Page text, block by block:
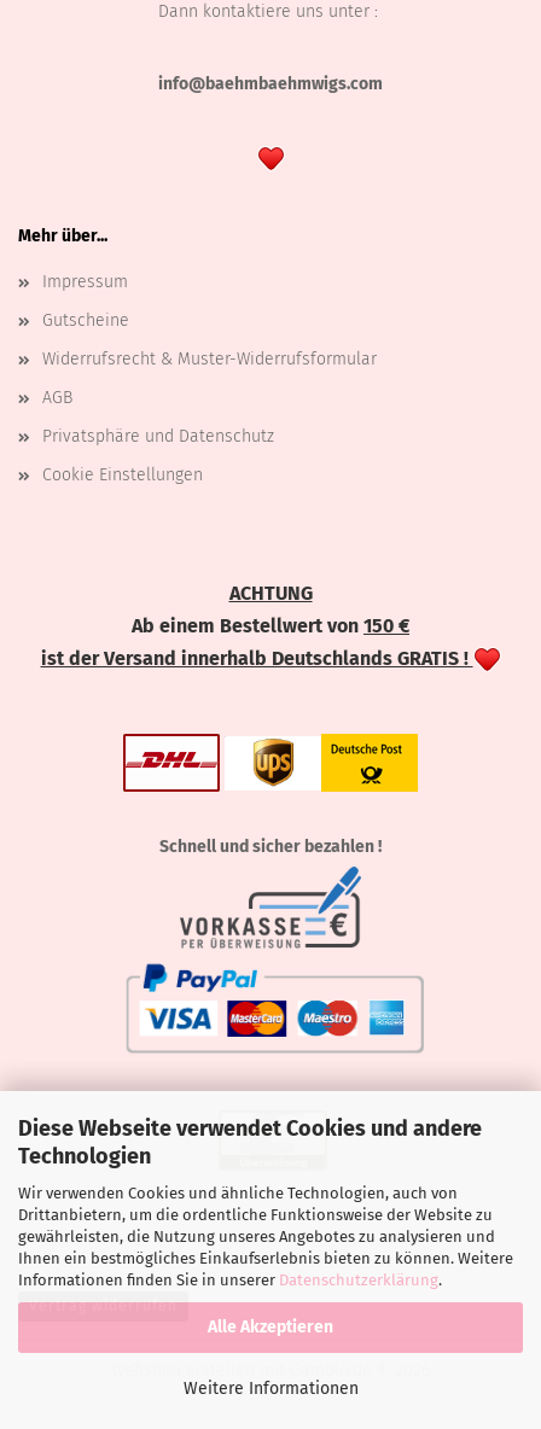
Diese Webseite verwendet Cookies und andere
Technologien
Wir verwenden Cookies und ähnliche Technologien, auch von
Drittanbietern, um die ordentliche Funktionsweise der Website zu
gewährleisten, die Nutzung unseres Angebotes zu analysieren und
Ihnen ein bestmögliches Einkaufserlebnis bieten zu können. Weitere
Informationen finden Sie in unserer Datenschutzerklärung.
Alle Akzeptieren
Weitere Informationen
Dann kontaktiere uns unter :
info@baehmbaehmwigs.com
Mehr über...
Impressum
Gutscheine
Widerrufsrecht & Muster-Widerrufsformular
AGB
Privatsphäre und Datenschutz
Cookie Einstellungen
ACHTUNG
Ab einem Bestellwert von 150 €
ist der Versand innerhalb Deutschlands GRATIS !
Schnell und sicher bezahlen !
Vertrag widerrufen